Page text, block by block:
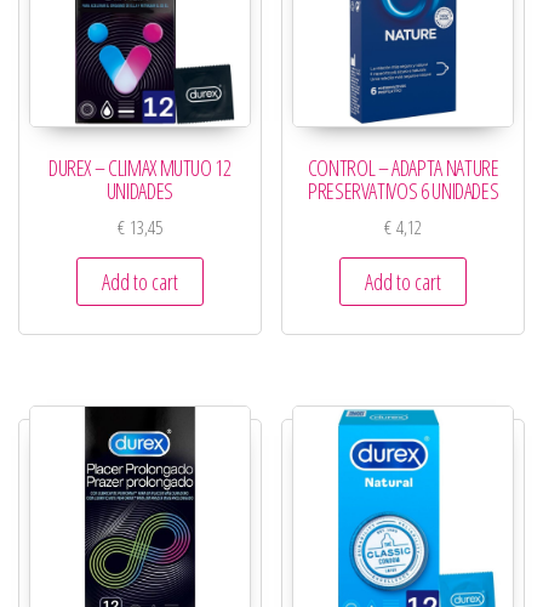
DUREX – CLIMAX MUTUO 12
UNIDADES
€13,45
Add to cart
CONTROL – ADAPTA NATURE
PRESERVATIVOS 6 UNIDADES
€4,12
Add to cart